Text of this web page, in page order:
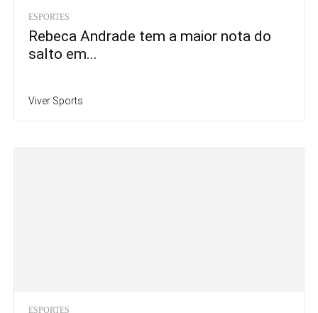
ESPORTES
Rebeca Andrade tem a maior nota do
salto em...
Viver Sports
ESPORTES